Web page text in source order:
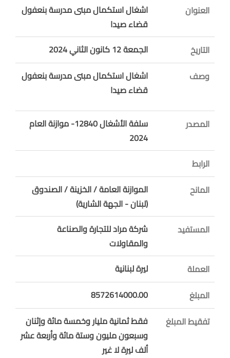
العنوان
اشغال استكمال مبنى مدرسة بنعفول
قضاء صيدا
التاريخ
الجمعة 12 كانون الثاني 2024
وصف
اشغال استكمال مبنى مدرسة بنعفول
قضاء صيدا
المصدر
سلفة الأشغال 12840- موازنة العام
2024
الرابط
المانح
الموازنة العامة / الخزينة / الصندوق
(لبنان - الجهة الشارية)
المستفيد
شركة مراد للتجارة والصناعة
والمقاولات
العملة
ليرة لبنانية
المبلغ
8572614000.00
تفقيط المبلغ
فقط ثمانية مليار وخمسة مائة وإثنان
وسبعون مليون وستة مائة وأربعة عشر
ألف ليرة لا غير